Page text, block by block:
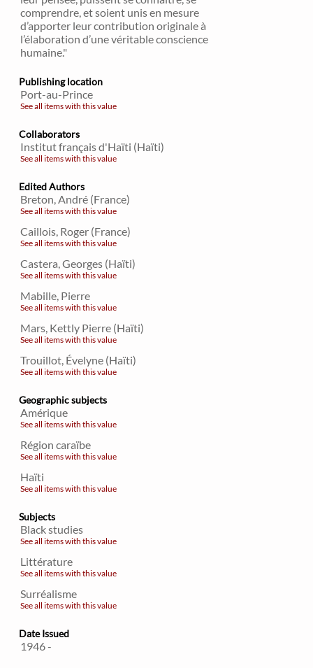
comprendre, et soient unis en mesure
d’apporter leur contribution originale à
l’élaboration d’une véritable conscience
humaine."
Publishing location
Port-au-Prince
See all items with this value
Collaborators
Institut français d'Haïti (Haïti)
See all items with this value
Edited Authors
Breton, André (France)
See all items with this value
Caillois, Roger (France)
See all items with this value
Castera, Georges (Haïti)
See all items with this value
Mabille, Pierre
See all items with this value
Mars, Kettly Pierre (Haïti)
See all items with this value
Trouillot, Évelyne (Haïti)
See all items with this value
Geographic subjects
Amérique
See all items with this value
Région caraïbe
See all items with this value
Haïti
See all items with this value
Subjects
Black studies
See all items with this value
Littérature
See all items with this value
Surréalisme
See all items with this value
Date Issued
1946 -